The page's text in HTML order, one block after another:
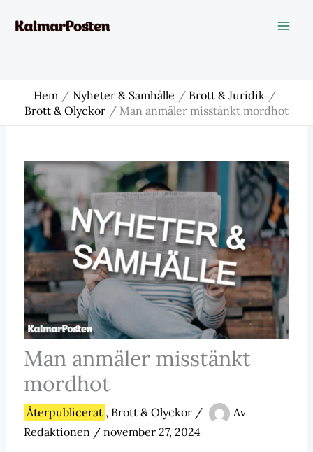
Hem Nyheter & Samhälle
Brott & Juridik
Brott & Olyckor
Man anmäler misstänkt mordhot
Man anmäler misstänkt
mordhot
Återpublicerat , Brott & Olyckor/
Av
Redaktionen / november 27, 2024